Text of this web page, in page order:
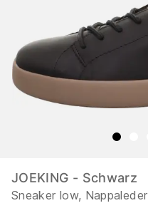
JOEKING - Schwarz
Sneaker low, Nappaleder